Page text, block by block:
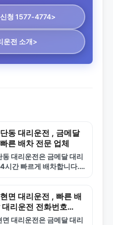
신청 1577-4774>
운전 소개>
동 대리운전 , 금메달
른 배차 전문 업체
동 대리운전은 금메달 대리
시간 빠르게 배차합니다.
출하세요.
면 대리운전 , 빠른 배
대리운전 전화번호
면 대리운전은 금메달 대리